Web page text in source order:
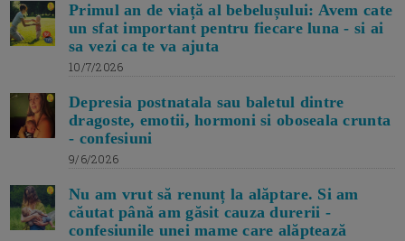
Primul an de viață al bebelușului: Avem cate
un sfat important pentru fiecare luna - si ai
sa vezi ca te va ajuta
10/7/2026
Depresia postnatala sau baletul dintre
dragoste, emotii, hormoni si oboseala crunta
- confesiuni
9/6/2026
Nu am vrut să renunț la alăptare. Si am
căutat până am găsit cauza durerii -
confesiunile unei mame care alăptează